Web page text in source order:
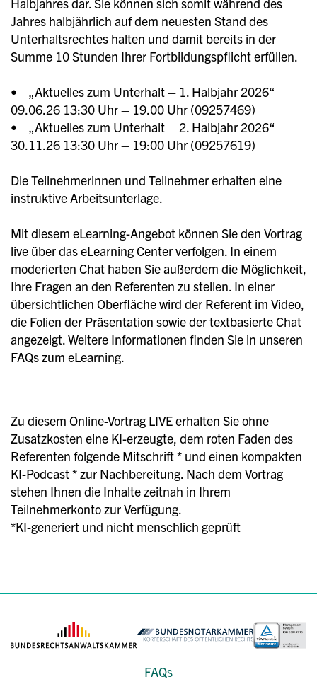
Jahres halbjährlich auf dem neuesten Stand des
Unterhaltsrechtes halten und damit bereits in der
Summe 10 Stunden Ihrer Fortbildungspflicht erfüllen.
• „Aktuelles zum Unterhalt – 1. Halbjahr 2026“
09.06.26 13:30 Uhr – 19.00 Uhr (09257469)
• „Aktuelles zum Unterhalt – 2. Halbjahr 2026“
30.11.26 13:30 Uhr – 19:00 Uhr (09257619)
Die Teilnehmerinnen und Teilnehmer erhalten eine
instruktive Arbeitsunterlage.
Mit diesem eLearning-Angebot können Sie den Vortrag
live über das eLearning Center verfolgen. In einem
moderierten Chat haben Sie außerdem die Möglichkeit,
Ihre Fragen an den Referenten zu stellen. In einer
übersichtlichen Oberfläche wird der Referent im Video,
die Folien der Präsentation sowie der textbasierte Chat
angezeigt. Weitere Informationen finden Sie in unseren
FAQs zum eLearning.
Zu diesem Online-Vortrag LIVE erhalten Sie ohne
Zusatzkosten eine KI-erzeugte, dem roten Faden des
Referenten folgende Mitschrift * und einen kompakten
KI-Podcast * zur Nachbereitung. Nach dem Vortrag
stehen Ihnen die Inhalte zeitnah in Ihrem
Teilnehmerkonto zur Verfügung.
*KI-generiert und nicht menschlich geprüft
FAQs